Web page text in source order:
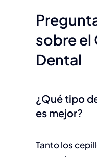
sobre el
Dental
¿Qué tipo
es mejor?
Tanto los